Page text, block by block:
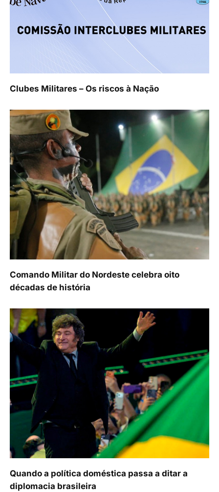
Clubes Militares – Os riscos à Nação
Comando Militar do Nordeste celebra oito
décadas de história
Quando a política doméstica passa a ditar a
diplomacia brasileira